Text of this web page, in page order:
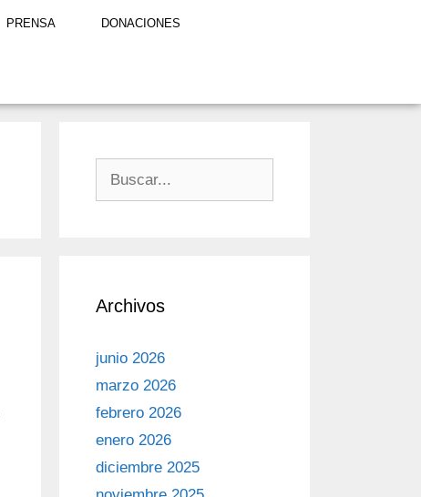
PRENSA DONACIONES
Archivos
junio 2026
marzo 2026
febrero 2026
enero 2026
diciembre 2025